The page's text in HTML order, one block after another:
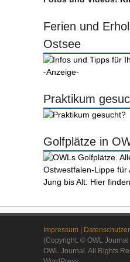
Ferien und
Ostsee
-Anzeige-
Praktikum
Golfplätze in
Impressum
(Copyright: © OWL
OWL Journal. All Rights